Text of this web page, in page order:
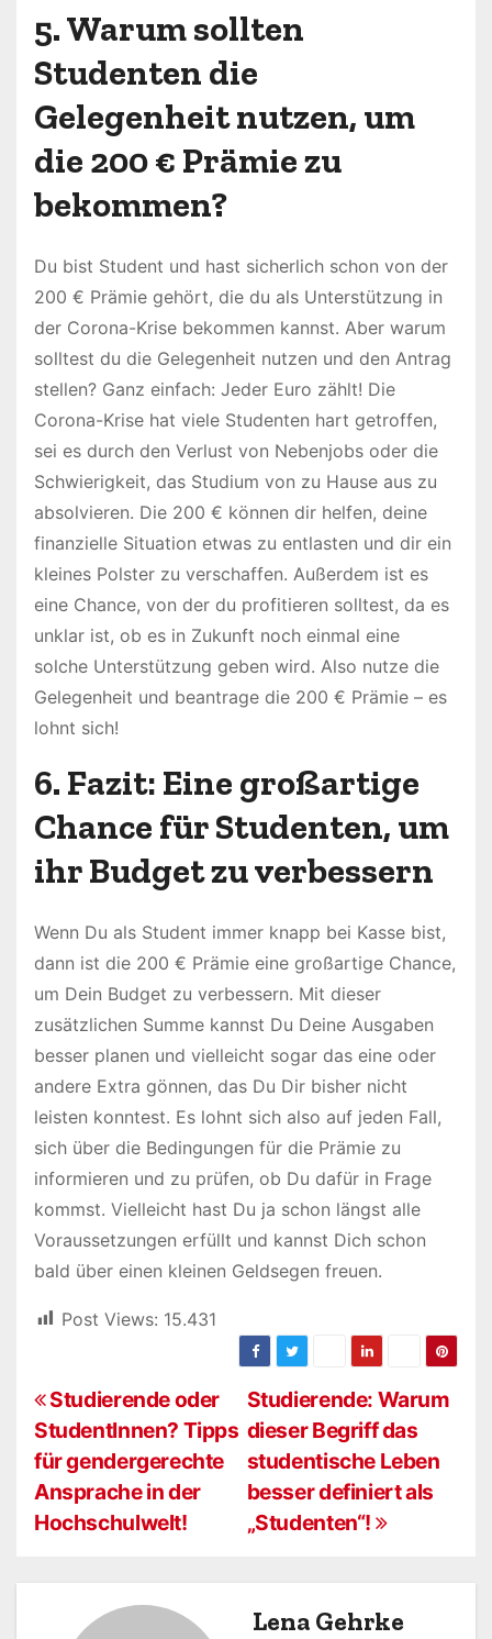
5. Warum sollten
Studenten die
Gelegenheit nutzen, um
die 200 € Prämie zu
bekommen?
Du bist Student und hast sicherlich schon von der
200 € Prämie gehört, die du als Unterstützung in
der Corona-Krise bekommen kannst. Aber warum
solltest du die Gelegenheit nutzen und den Antrag
stellen? Ganz einfach: Jeder Euro zählt! Die
Corona-Krise hat viele Studenten hart getroffen,
sei es durch den Verlust von Nebenjobs oder die
Schwierigkeit, das Studium von zu Hause aus zu
absolvieren. Die 200 € können dir helfen, deine
finanzielle Situation etwas zu entlasten und dir ein
kleines Polster zu verschaffen. Außerdem ist es
eine Chance, von der du profitieren solltest, da es
unklar ist, ob es in Zukunft noch einmal eine
solche Unterstützung geben wird. Also nutze die
Gelegenheit und beantrage die 200 € Prämie – es
lohnt sich!
6. Fazit: Eine großartige
Chance für Studenten, um
ihr Budget zu verbessern
Wenn Du als Student immer knapp bei Kasse bist,
dann ist die 200 € Prämie eine großartige Chance,
um Dein Budget zu verbessern. Mit dieser
zusätzlichen Summe kannst Du Deine Ausgaben
besser planen und vielleicht sogar das eine oder
andere Extra gönnen, das Du Dir bisher nicht
leisten konntest. Es lohnt sich also auf jeden Fall,
sich über die Bedingungen für die Prämie zu
informieren und zu prüfen, ob Du dafür in Frage
kommst. Vielleicht hast Du ja schon längst alle
Voraussetzungen erfüllt und kannst Dich schon
bald über einen kleinen Geldsegen freuen.
Post Views: 15.431
B
e
i
t
Studierende: Warum
dieser Begriff das
studentische Leben
besser definiert als
„Studenten“!
Studierende oder
StudentInnen? Tipps
für gendergerechte
Ansprache in der
Hochschulwelt!
Lena Gehrke